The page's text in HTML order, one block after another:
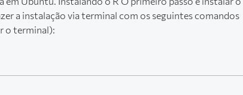
a instalação via terminal com os seguintes comandos
o terminal):